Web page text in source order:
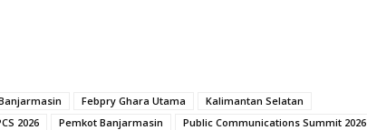
Febpry Ghara Utama
Kalimantan Selatan
2026 Pemkot Banjarmasin
Public Communications Summit 2026